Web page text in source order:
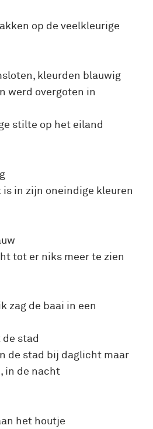
op de veelkleurige
kleurden blauwig
werd overgoten in
stilte op het eiland
in zijn oneindige kleuren
tot er niks meer te zien
zag de baai in een
stad
de stad bij daglicht maar
in de nacht
het houtje